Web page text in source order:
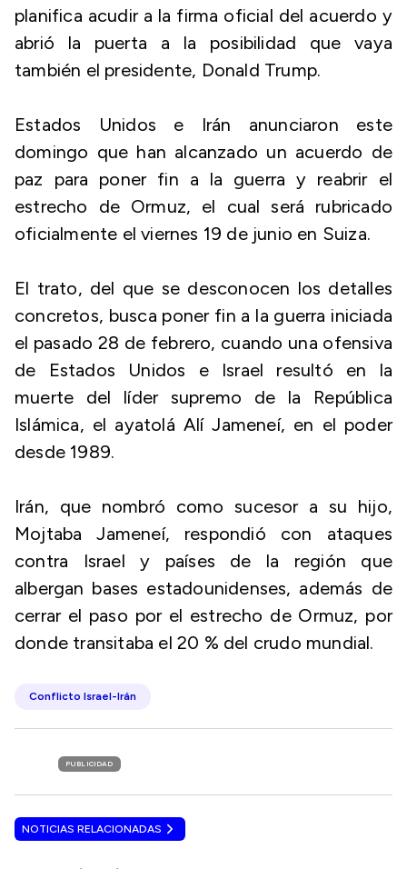
planifica acudir a la firma oficial del acuerdo y
abrió la puerta a la posibilidad que vaya
también el presidente, Donald Trump.
Estados Unidos e Irán anunciaron este
domingo que han alcanzado un acuerdo de
paz para poner fin a la guerra y reabrir el
estrecho de Ormuz, el cual será rubricado
oficialmente el viernes 19 de junio en Suiza.
El trato, del que se desconocen los detalles
concretos, busca poner fin a la guerra iniciada
el pasado 28 de febrero, cuando una ofensiva
de Estados Unidos e Israel resultó en la
muerte del líder supremo de la República
Islámica, el ayatolá Alí Jameneí, en el poder
desde 1989.
Irán, que nombró como sucesor a su hijo,
Mojtaba Jameneí, respondió con ataques
contra Israel y países de la región que
albergan bases estadounidenses, además de
cerrar el paso por el estrecho de Ormuz, por
donde transitaba el 20 % del crudo mundial.
Conflicto Israel-Irán
PUBLICIDAD
NOTICIAS RELACIONADAS